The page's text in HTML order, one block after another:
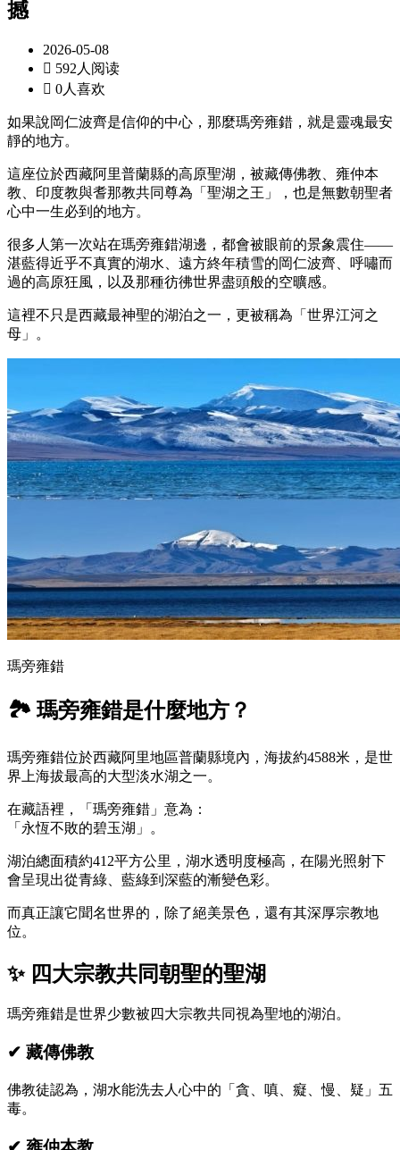
撼
2026-05-08
 592人阅读
 0人喜欢
如果說岡仁波齊是信仰的中心，那麼瑪旁雍錯，就是靈魂最安
靜的地方。
這座位於西藏阿里普蘭縣的高原聖湖，被藏傳佛教、雍仲本
教、印度教與耆那教共同尊為「聖湖之王」，也是無數朝聖者
心中一生必到的地方。
很多人第一次站在瑪旁雍錯湖邊，都會被眼前的景象震住——
湛藍得近乎不真實的湖水、遠方終年積雪的岡仁波齊、呼嘯而
過的高原狂風，以及那種彷彿世界盡頭般的空曠感。
這裡不只是西藏最神聖的湖泊之一，更被稱為「世界江河之
母」。
瑪旁雍錯
🏞️ 瑪旁雍錯是什麼地方？
瑪旁雍錯位於西藏阿里地區普蘭縣境內，海拔約4588米，是世
界上海拔最高的大型淡水湖之一。
在藏語裡，「瑪旁雍錯」意為：
「永恆不敗的碧玉湖」。
湖泊總面積約412平方公里，湖水透明度極高，在陽光照射下
會呈現出從青綠、藍綠到深藍的漸變色彩。
而真正讓它聞名世界的，除了絕美景色，還有其深厚宗教地
位。
✨ 四大宗教共同朝聖的聖湖
瑪旁雍錯是世界少數被四大宗教共同視為聖地的湖泊。
✔ 藏傳佛教
佛教徒認為，湖水能洗去人心中的「貪、嗔、癡、慢、疑」五
毒。